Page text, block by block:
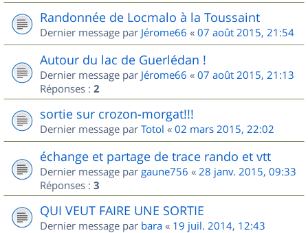
Randonnée de Locmalo à la Toussaint
Dernier message par Jérome66 « 07 août 2015, 21:54
Autour du lac de Guerlédan !
Dernier message par Jérome66 « 07 août 2015, 21:13
Réponses : 2
sortie sur crozon-morgat!!!
Dernier message par Totol « 02 mars 2015, 22:02
échange et partage de trace rando et vtt
Dernier message par gaune756 « 28 janv. 2015, 09:33
Réponses : 3
QUI VEUT FAIRE UNE SORTIE
Dernier message par bara « 19 juil. 2014, 12:43